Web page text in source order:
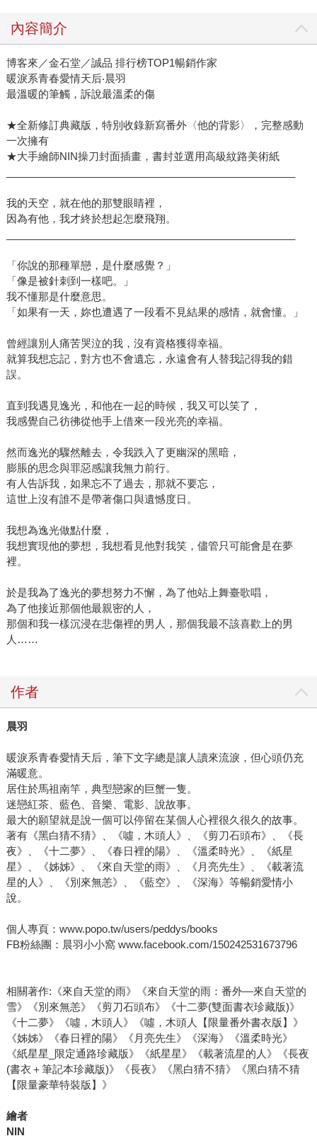
內容簡介
博客來／金石堂／誠品 排行榜TOP1暢銷作家
暖淚系青春愛情天后‧晨羽
最溫暖的筆觸，訴說最溫柔的傷
★全新修訂典藏版，特別收錄新寫番外〈他的背影〉，完整感動
一次擁有
★大手繪師NIN操刀封面插畫，書封並選用高級紋路美術紙
我的天空，就在他的那雙眼睛裡，
因為有他，我才終於想起怎麼飛翔。
「你說的那種單戀，是什麼感覺？」
「像是被針刺到一樣吧。」
我不懂那是什麼意思。
「如果有一天，妳也遭遇了一段看不見結果的感情，就會懂。」
曾經讓別人痛苦哭泣的我，沒有資格獲得幸福。
就算我想忘記，對方也不會遺忘，永遠會有人替我記得我的錯
誤。
直到我遇見逸光，和他在一起的時候，我又可以笑了，
我感覺自己彷彿從他手上借來一段光亮的幸福。
然而逸光的驟然離去，令我跌入了更幽深的黑暗，
膨脹的思念與罪惡感讓我無力前行。
有人告訴我，如果忘不了過去，那就不要忘，
這世上沒有誰不是帶著傷口與遺憾度日。
我想為逸光做點什麼，
我想實現他的夢想，我想看見他對我笑，儘管只可能會是在夢
裡。
於是我為了逸光的夢想努力不懈，為了他站上舞臺歌唱，
為了他接近那個他最親密的人，
那個和我一樣沉浸在悲傷裡的男人，那個我最不該喜歡上的男
人……
作者
晨羽
暖淚系青春愛情天后，筆下文字總是讓人讀來流淚，但心頭仍充
滿暖意。
居住於馬祖南竿，典型戀家的巨蟹一隻。
迷戀紅茶、藍色、音樂、電影、說故事。
最大的願望就是說一個可以停留在某個人心裡很久很久的故事。
著有《黑白猜不猜》、《噓，木頭人》、《剪刀石頭布》、《長
夜》、《十二夢》、《春日裡的陽》、《溫柔時光》、《紙星
星》、《姊姊》、《來自天堂的雨》、《月亮先生》、《載著流
星的人》、《別來無恙》、《藍空》、《深海》等暢銷愛情小
說。
個人專頁：www.popo.tw/users/peddys/books
FB粉絲團：晨羽小小窩 www.facebook.com/150242531673796
相關著作:《來自天堂的雨》《來自天堂的雨：番外—來自天堂的
雪》《別來無恙》《剪刀石頭布》《十二夢(雙面書衣珍藏版)》
《十二夢》《噓，木頭人》《噓，木頭人【限量番外書衣版】》
《姊姊》《春日裡的陽》《月亮先生》《深海》《溫柔時光》
《紙星星_限定通路珍藏版》《紙星星》《載著流星的人》《長夜
(書衣＋筆記本珍藏版)》《長夜》《黑白猜不猜》《黑白猜不猜
【限量豪華特裝版】》
繪者
NIN